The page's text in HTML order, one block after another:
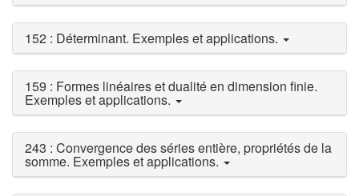
152 : Déterminant. Exemples et applications.
159 : Formes linéaires et dualité en dimension finie.
Exemples et applications.
243 : Convergence des séries entière, propriétés de la
somme. Exemples et applications.